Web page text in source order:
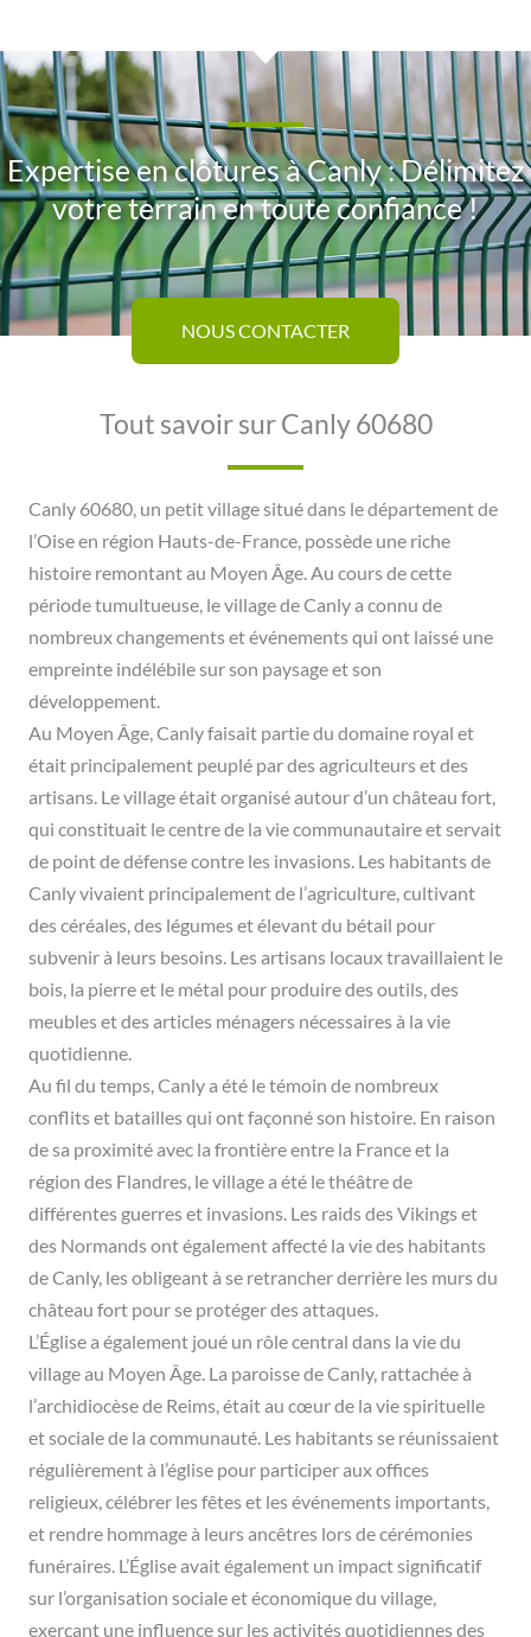
Expertise en clôtures à Canly : Délimitez
votre terrain en toute confiance !
NOUS CONTACTER
Tout savoir sur Canly 60680
Canly 60680, un petit village situé dans le département de
l’Oise en région Hauts-de-France, possède une riche
histoire remontant au Moyen Âge. Au cours de cette
période tumultueuse, le village de Canly a connu de
nombreux changements et événements qui ont laissé une
empreinte indélébile sur son paysage et son
développement.
Au Moyen Âge, Canly faisait partie du domaine royal et
était principalement peuplé par des agriculteurs et des
artisans. Le village était organisé autour d’un château fort,
qui constituait le centre de la vie communautaire et servait
de point de défense contre les invasions. Les habitants de
Canly vivaient principalement de l’agriculture, cultivant
des céréales, des légumes et élevant du bétail pour
subvenir à leurs besoins. Les artisans locaux travaillaient le
bois, la pierre et le métal pour produire des outils, des
meubles et des articles ménagers nécessaires à la vie
quotidienne.
Au fil du temps, Canly a été le témoin de nombreux
conflits et batailles qui ont façonné son histoire. En raison
de sa proximité avec la frontière entre la France et la
région des Flandres, le village a été le théâtre de
différentes guerres et invasions. Les raids des Vikings et
des Normands ont également affecté la vie des habitants
de Canly, les obligeant à se retrancher derrière les murs du
château fort pour se protéger des attaques.
L’Église a également joué un rôle central dans la vie du
village au Moyen Âge. La paroisse de Canly, rattachée à
l’archidiocèse de Reims, était au cœur de la vie spirituelle
et sociale de la communauté. Les habitants se réunissaient
régulièrement à l’église pour participer aux offices
religieux, célébrer les fêtes et les événements importants,
et rendre hommage à leurs ancêtres lors de cérémonies
funéraires. L’Église avait également un impact significatif
sur l’organisation sociale et économique du village,
exerçant une influence sur les activités quotidiennes des